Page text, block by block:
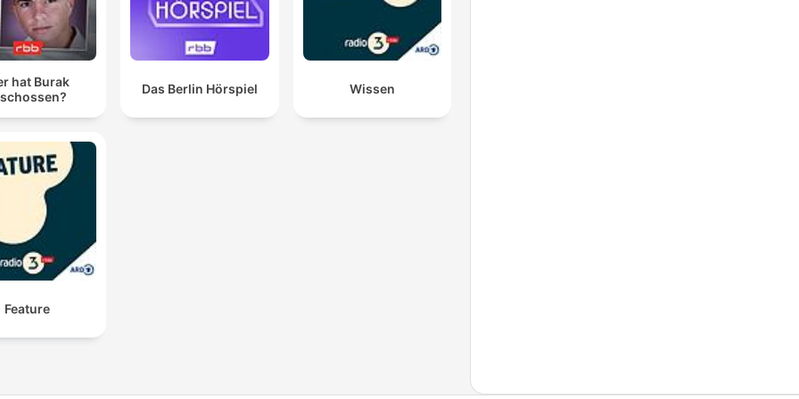
hat Burak
Das Berlin Hörspiel Wissen
Feature